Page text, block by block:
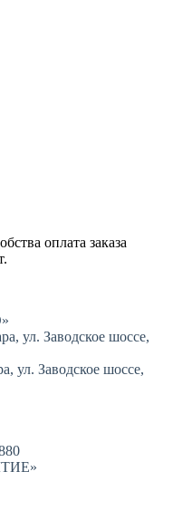
оплата заказа
ул. Заводское шоссе,
ул. Заводское шоссе,